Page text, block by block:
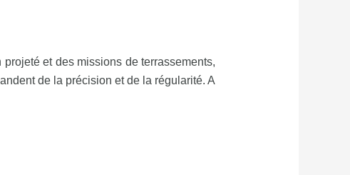
et des missions de terrassements,
de la précision et de la régularité. A